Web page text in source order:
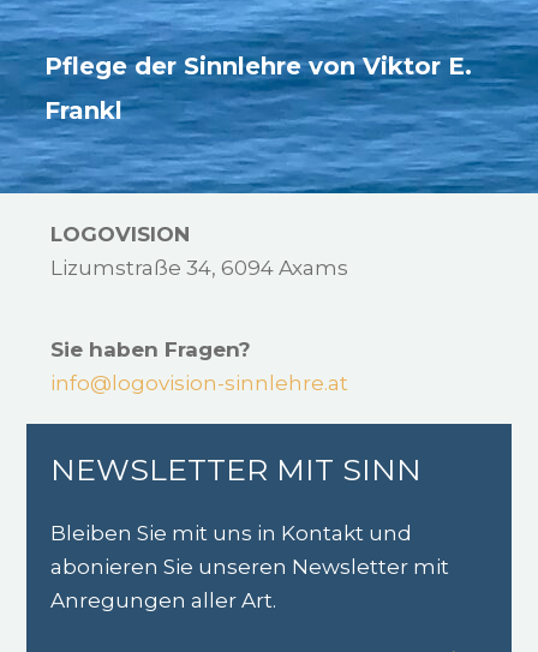
Pflege der Sinnlehre von Viktor E.
Frankl
LOGOVISION
Lizumstraße 34, 6094 Axams
Sie haben Fragen?
info@logovision-sinnlehre.at
NEWSLETTER MIT SINN
Bleiben Sie mit uns in Kontakt und
abonieren Sie unseren Newsletter mit
Anregungen aller Art.